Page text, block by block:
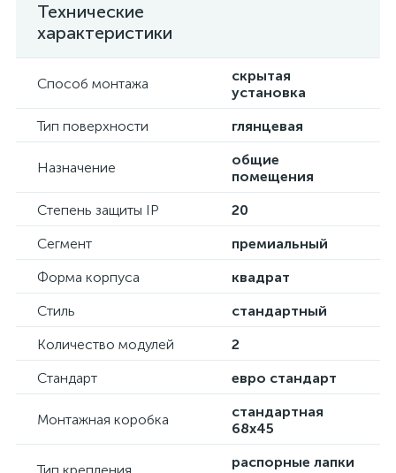
Технические
характеристики
Способ монтажа
скрытая
установка
Тип поверхности
глянцевая
Назначение
общие
помещения
Степень защиты IP
20
Сегмент
премиальный
Форма корпуса
квадрат
Стиль
стандартный
Количество модулей
2
Стандарт
евро стандарт
Монтажная коробка
стандартная
68х45
распорные лапки